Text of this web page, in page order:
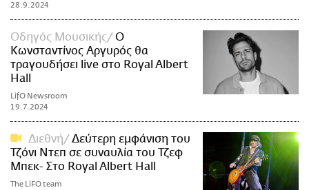
28.9.2024
Οδηγός Μουσικής
Ο
Κωνσταντίνος Αργυρός θα
τραγουδήσει live στο Royal Albert
Hall
LifO Newsroom
19.7.2024
Διεθνή
Δεύτερη εμφάνιση του
Τζόνι Ντεπ σε συναυλία του Τζεφ
Μπεκ- Στο Royal Albert Hall
The LiFO team